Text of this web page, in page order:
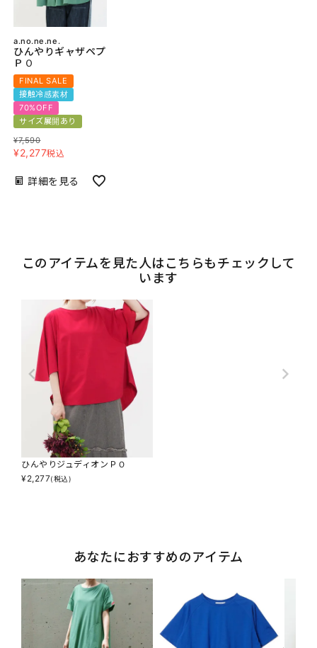
a.no.ne.ne.
ひんやりギャザペプ
ＰＯ
FINAL SALE
接触冷感素材
70%OFF
サイズ展開あり
¥7,590
¥2,277税込
詳細を見る
このアイテムを見た人はこちらもチェックして
います
ひんやりジュディオンＰＯ
¥2,277(税込)
あなたにおすすめのアイテム